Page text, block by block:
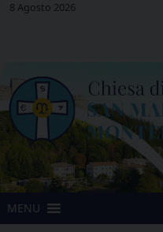
Skip8 Agosto 2026
MENU